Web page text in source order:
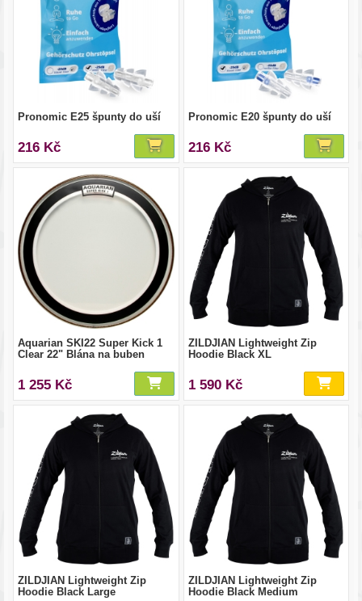
Pronomic E25 špunty do uší
216 Kč
Pronomic E20 špunty do uší
216 Kč
Aquarian SKI22 Super Kick 1
Clear 22" Blána na buben
1 255 Kč
ZILDJIAN Lightweight Zip
Hoodie Black XL
1 590 Kč
ZILDJIAN Lightweight Zip
Hoodie Black Large
ZILDJIAN Lightweight Zip
Hoodie Black Medium